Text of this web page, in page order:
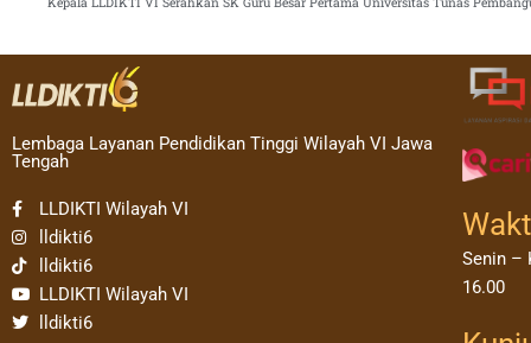
Lembaga Layanan Pendidikan Tinggi Wilayah VI Jawa
Tengah
LLDIKTI Wilayah VI
lldikti6
lldikti6
LLDIKTI Wilayah VI
lldikti6
Senin –
16.00